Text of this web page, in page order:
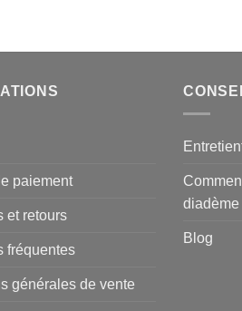
paiement
et retours
fréquentes
générales de vente
diadème
Blog